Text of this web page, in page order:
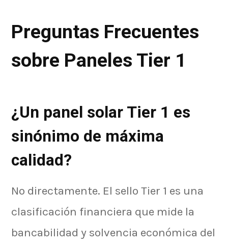
Preguntas Frecuentes
sobre Paneles Tier 1
¿Un panel solar Tier 1 es
sinónimo de máxima
calidad?
No directamente. El sello Tier 1 es una
clasificación financiera que mide la
bancabilidad y solvencia económica del